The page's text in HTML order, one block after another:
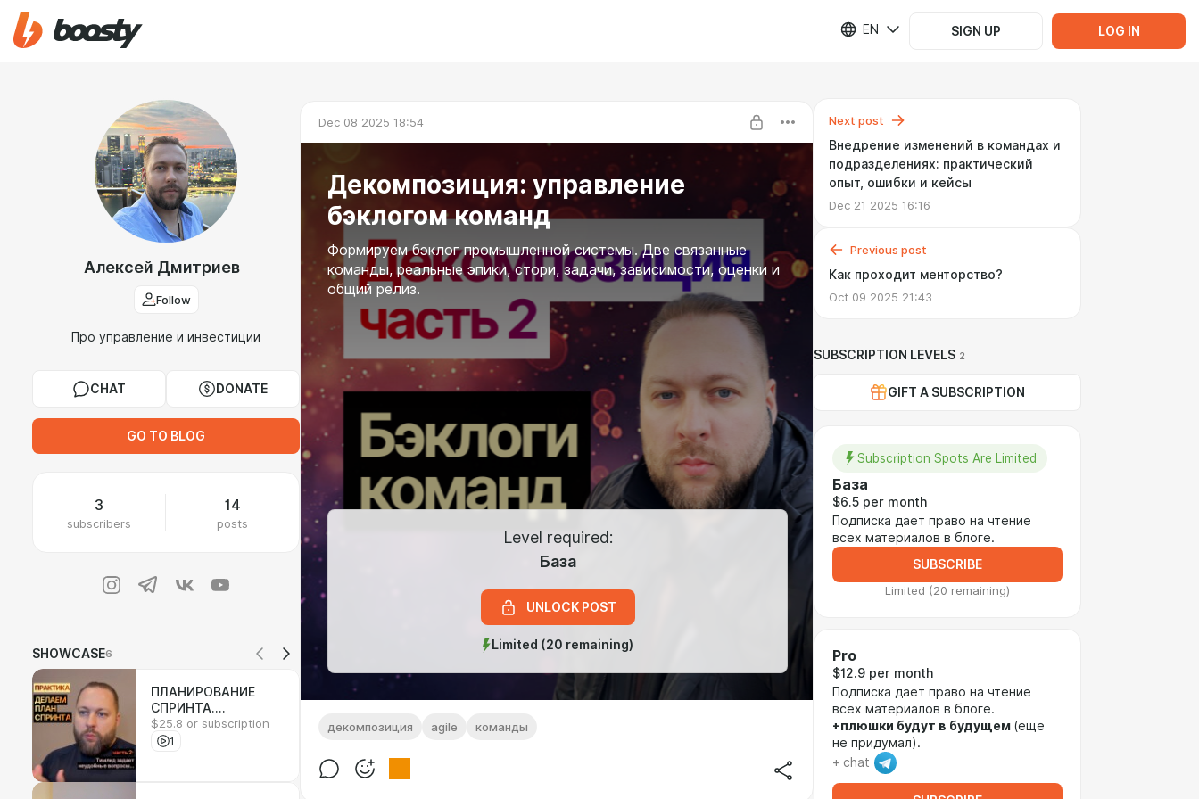
EN SIGN UP LOG IN
Алексей Дмитриев
Follow
Про управление и инвестиции
CHAT DONATE
GO TO BLOG
3
subscribers
14
posts
SHOWCASE6
ПЛАНИРОВАНИЕ
СПРИНТА.
ПРАКТИКА
$25.8 or subscription
1
Dec 08 2025 18:54
Декомпозиция: управление
бэклогом команд
Формируем бэклог промышленной системы. Две связанные
команды, реальные эпики, стори, задачи, зависимости, оценки и
общий релиз.
Level required:
База
UNLOCK POST
Limited (20 remaining)
декомпозиция agile команды
Next post
Внедрение изменений в командах и
подразделениях: практический
опыт, ошибки и кейсы
Dec 21 2025 16:16
Previous post
Как проходит менторство?
Oct 09 2025 21:43
SUBSCRIPTION LEVELS 2
GIFT A SUBSCRIPTION
Subscription Spots Are Limited
База
$6.5 per month
Подписка дает право на чтение
всех материалов в блоге.
SUBSCRIBE
Limited (20 remaining)
Pro
$12.9 per month
Подписка дает право на чтение
всех материалов в блоге.
+плюшки будут в будущем (еще
не придумал).
+ chat